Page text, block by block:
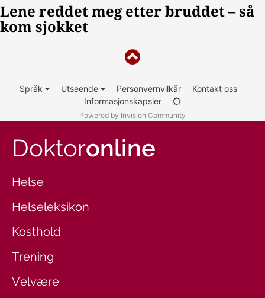
Språk Utseende Personvernvilkår
Kontakt oss
Informasjonskapsler
Powered by Invision Community
Doktoronline
Helse
Helseleksikon
Kosthold
Trening
Velvære